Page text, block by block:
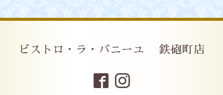
ビストロ・ラ・バニーユ 鉄砲町店